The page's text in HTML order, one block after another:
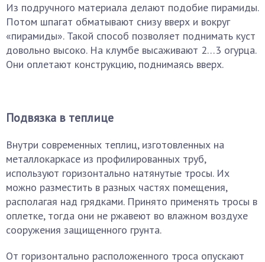
Из подручного материала делают подобие пирамиды.
Потом шпагат обматывают снизу вверх и вокруг
«пирамиды». Такой способ позволяет поднимать куст
довольно высоко. На клумбе высаживают 2…3 огурца.
Они оплетают конструкцию, поднимаясь вверх.
Подвязка в теплице
Внутри современных теплиц, изготовленных на
металлокаркасе из профилированных труб,
используют горизонтально натянутые тросы. Их
можно разместить в разных частях помещения,
располагая над грядками. Принято применять тросы в
оплетке, тогда они не ржавеют во влажном воздухе
сооружения защищенного грунта.
От горизонтально расположенного троса опускают